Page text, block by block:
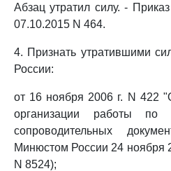
Абзац утратил силу. -
07.10.2015 N 464.
4. Признать утратившими
России:
от 16 ноября 2006 г. N 422
организации работы по
сопроводительных
Минюстом России 24 ноября
N 8524);